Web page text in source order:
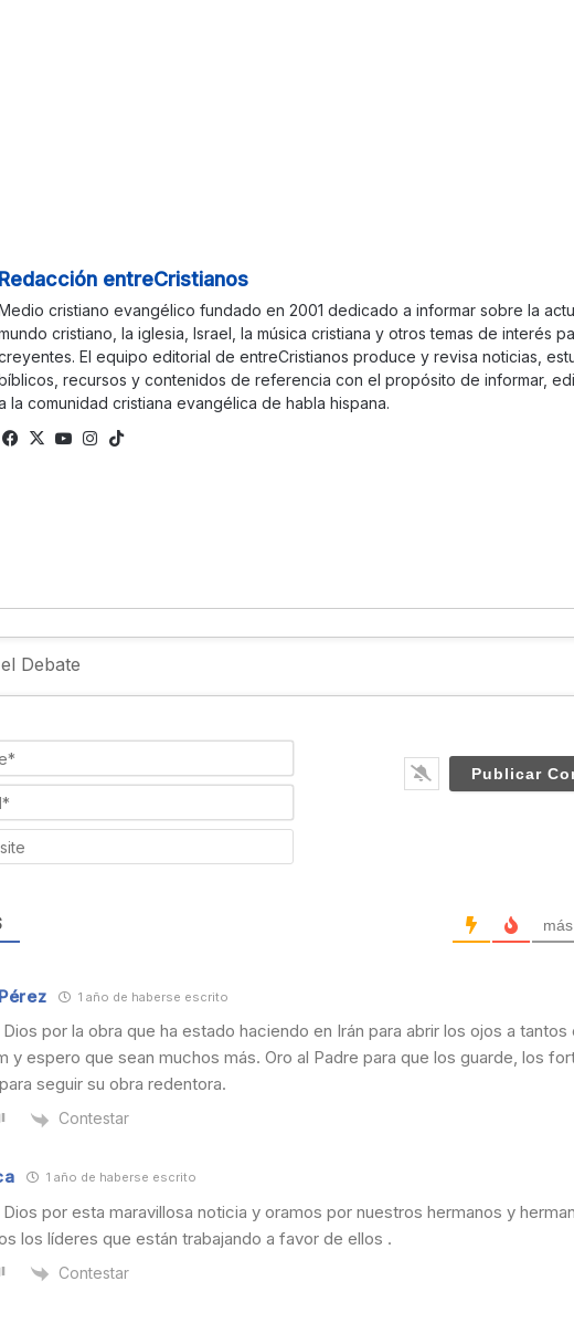
Redacción entreCristianos
cristiano evangélico fundado en 2001 dedicado a informar sobre la
cristiano, la iglesia, Israel, la música cristiana y otros temas de interés
El equipo editorial de entreCristianos produce y revisa noticias,
recursos y contenidos de referencia con el propósito de informar,
la comunidad cristiana evangélica de habla hispana.
Facebook
X YouTubeInstagram
m
*a
l
1 año de haberse escrito
por la obra que ha estado haciendo en Irán para abrir los ojos a
y espero que sean muchos más. Oro al Padre para que los guarde, los
seguir su obra redentora.
Contestar
1 año de haberse escrito
Dios por esta maravillosa noticia y oramos por nuestros hermanos y
los líderes que están trabajando a favor de ellos .
Contestar